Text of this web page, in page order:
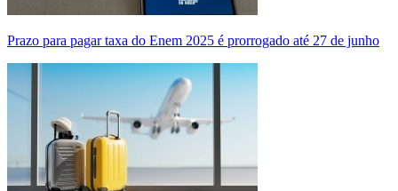
Prazo para pagar taxa do Enem 2025 é prorrogado até 27 de junho